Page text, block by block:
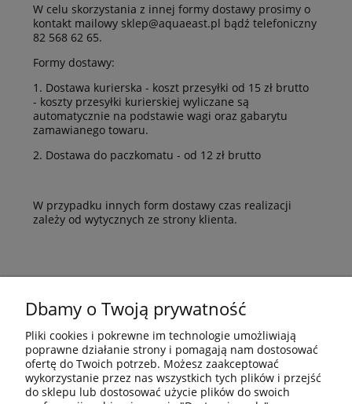
W celu skorzystania z innej formy dostawy prosimy o
kontakt mailowy sklep@aquaeast.pl bądź telefoniczny
82 568 62 65.
Formy dostawy:
1. Dostawa kurierska - koszt przesyłki od 15 zł brutto
- koszty przesyłki kurierskiej wyliczane są
automatycznie na podstawie wagi oraz gabarytu
zamawianego towaru.
2. Dostawa do paczkomatu - od 12 zł brutto
W przypadku innych form dostawy czas realizacji
zależy od wytycznych ze strony klienta.
O NAS
Dbamy o Twoją prywatność
Pliki cookies i pokrewne im technologie umożliwiają
poprawne działanie strony i pomagają nam dostosować
ofertę do Twoich potrzeb. Możesz zaakceptować
wykorzystanie przez nas wszystkich tych plików i przejść
do sklepu lub dostosować użycie plików do swoich